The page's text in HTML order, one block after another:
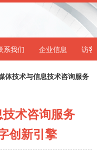
系我们 企业信息 访客
体技术与信息技术咨询服务
术咨询服务
创新引擎